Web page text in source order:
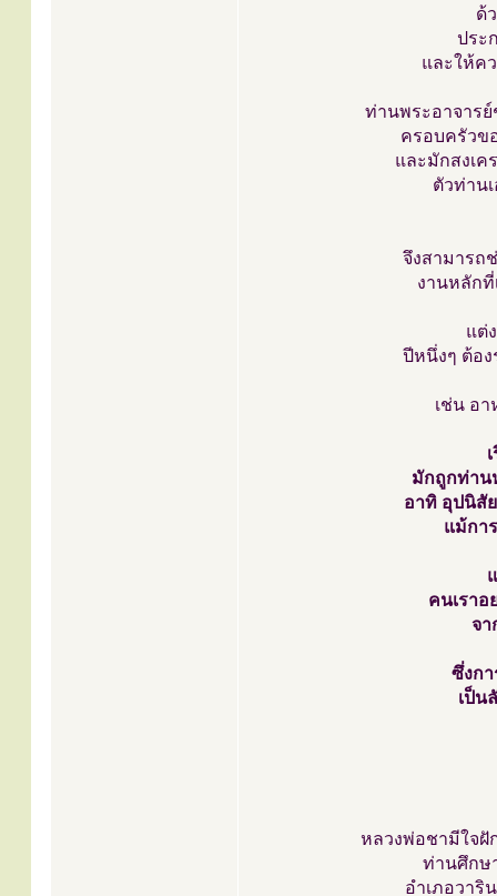
ด้
ประ
และให้ค
ท่านพระอาจาร
ครอบครัวข
และมักสงเค
ตัวท่าน
จึงสามารถ
งานหลักที่
แต่
ปีหนึ่งๆ ต้อง
เช่น อา
มักถูกท่าน
อาทิ อุปนิสั
แม้กา
คนเรา
จา
ซึ่งกา
เป็น
หลวงพ่อชามีใจฝั
ท่านศึกษ
อำเภอวาริ